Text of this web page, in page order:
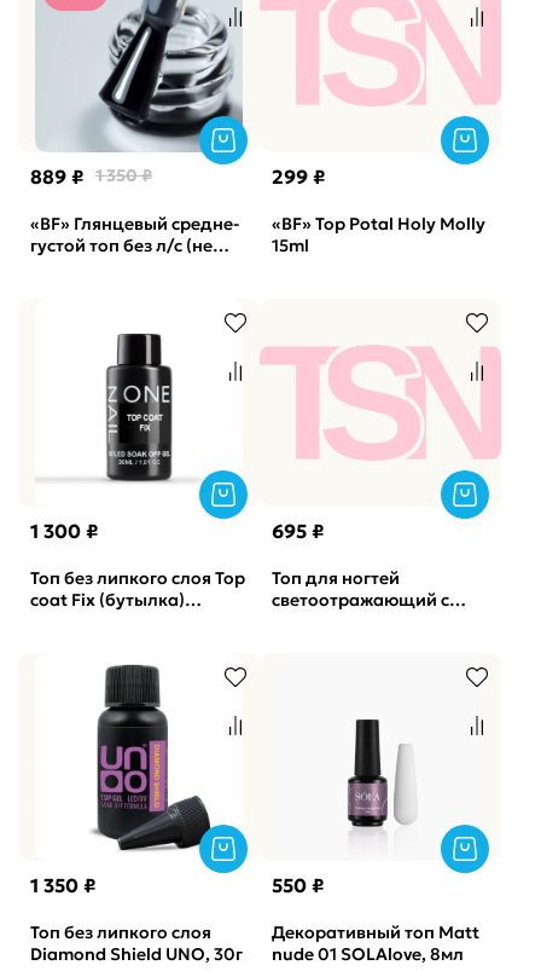
889 ₽ 1 350 ₽
«BF» Глянцевый средне-
густой топ без л/с (не
299 ₽
«BF» Top Potal Holy Molly
15ml
1 300 ₽
Топ без липкого слоя Top
coat Fix (бутылка)
695 ₽
Топ для ногтей
светоотражающий c
1 350 ₽
Топ без липкого слоя
Diamond Shield UNO, 30г
550 ₽
Декоративный топ Matt
nude 01 SOLAlove, 8мл